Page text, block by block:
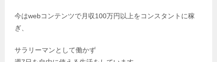
今はwebコンテンツで月収100万円以上をコンスタントに稼
ぎ、
サラリーマンとして働かず